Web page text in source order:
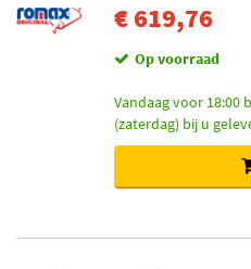
€ 619,76
Op voorraad
Vandaag voor 18:00
(zaterdag) bij u